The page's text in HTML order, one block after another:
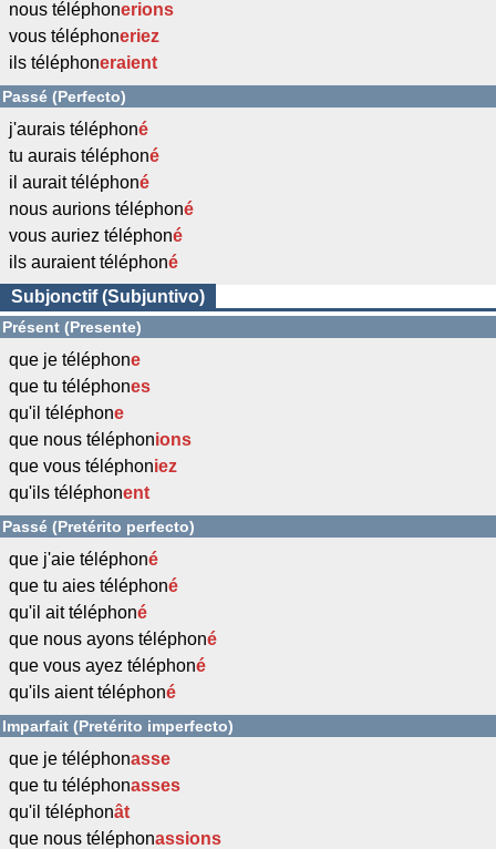
nous téléphonerions
vous téléphoneriez
ils téléphoneraient
Passé (Perfecto)
j'aurais téléphoné
tu aurais téléphoné
il aurait téléphoné
nous aurions téléphoné
vous auriez téléphoné
ils auraient téléphoné
Subjonctif (Subjuntivo)
Présent (Presente)
que je téléphone
que tu téléphones
qu'il téléphone
que nous téléphonions
que vous téléphoniez
qu'ils téléphonent
Passé (Pretérito perfecto)
que j'aie téléphoné
que tu aies téléphoné
qu'il ait téléphoné
que nous ayons téléphoné
que vous ayez téléphoné
qu'ils aient téléphoné
Imparfait (Pretérito imperfecto)
que je téléphonasse
que tu téléphonasses
qu'il téléphonât
que nous téléphonassions